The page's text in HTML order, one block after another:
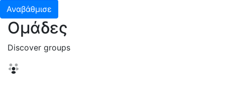
Αναβάθμισε
Ομάδες
Discover groups